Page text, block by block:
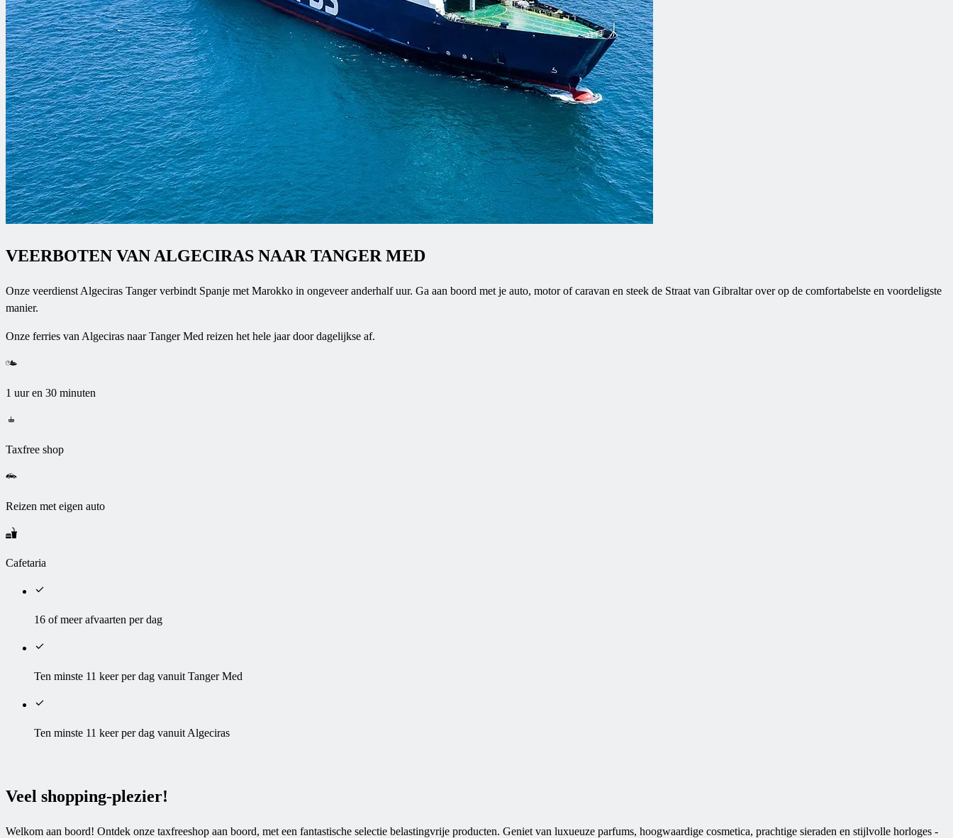
VEERBOTEN VAN ALGECIRAS NAAR TANGER MED
Onze veerdienst Algeciras Tanger verbindt Spanje met Marokko in ongeveer anderhalf uur. Ga aan boord met je auto, motor of caravan en steek de Straat van Gibraltar over op de comfortabelste en voordeligste
manier.
Onze ferries van Algeciras naar Tanger Med reizen het hele jaar door dagelijkse af.
1 uur en 30 minuten
Taxfree shop
Reizen met eigen auto
Cafetaria
16 of meer afvaarten per dag
Ten minste 11 keer per dag vanuit Tanger Med
Ten minste 11 keer per dag vanuit Algeciras
Veel shopping-plezier!
Welkom aan boord! Ontdek onze taxfreeshop aan boord, met een fantastische selectie belastingvrije producten. Geniet van luxueuze parfums, hoogwaardige cosmetica, prachtige sieraden en stijlvolle horloges -